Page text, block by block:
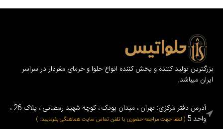
بهبود سلامت پوست و مو:
سلامت پوست و مو کمک کند.
بزرگترین تولید کننده و پخش کننده انواع حلوا و خرمای مغزدار در سراسر
ایران میباشد.
آدرس دفتر مرکزی: تهران ، میدان پونک ، کوچه شهید رمضانی ، پلاک 26 ،
واحد 5
( لطفا جهت مراجعه حضوری با تلفن تماس سایت هماهنگی بفرمایید. )